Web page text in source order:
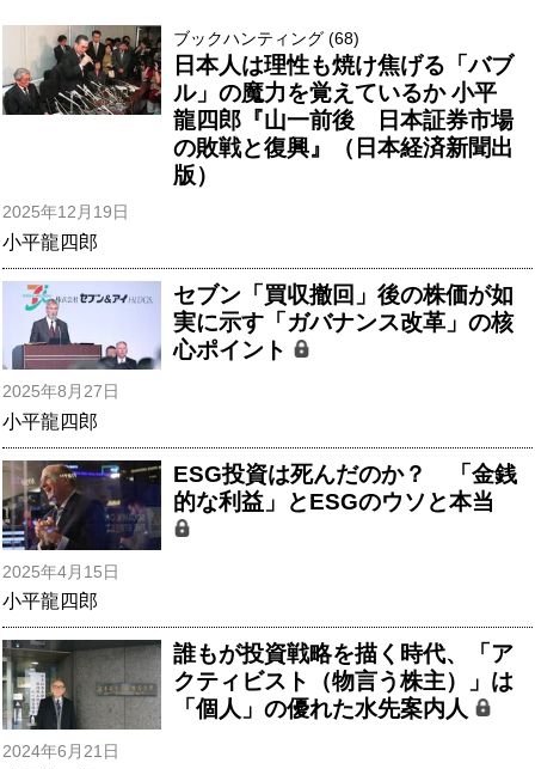
ブックハンティング (68)
日本人は理性も焼け焦げる「バブ
ル」の魔力を覚えているか 小平
龍四郎『山一前後 日本証券市場
の敗戦と復興』（日本経済新聞出
版）
2025年12月19日
小平龍四郎
セブン「買収撤回」後の株価が如
実に示す「ガバナンス改革」の核
心ポイント
2025年8月27日
小平龍四郎
ESG投資は死んだのか？ 「金銭
的な利益」とESGのウソと本当
2025年4月15日
小平龍四郎
誰もが投資戦略を描く時代、「ア
クティビスト（物言う株主）」は
「個人」の優れた水先案内人
2024年6月21日